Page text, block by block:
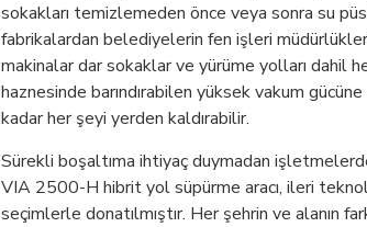
sokakları temizlemeden önce veya sonra su
fabrikalardan belediyelerin fen işleri
makinalar dar sokaklar ve yürüme yolları dahil
haznesinde barındırabilen yüksek vakum
kadar her şeyi yerden kaldırabilir.
Sürekli boşaltıma ihtiyaç duymadan
VIA 2500-H hibrit yol süpürme aracı, ileri
seçimlerle donatılmıştır. Her şehrin ve alanın